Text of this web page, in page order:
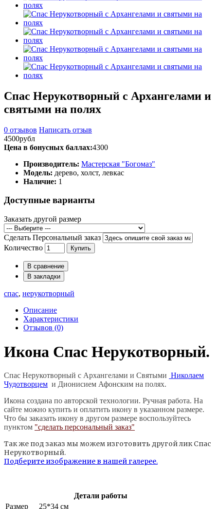
Спас Нерукотворный с Архангелами и
святыми на полях
0 отзывов Написать отзыв
4500рубл
Цена в бонусных баллах:4300
Производитель: Мастерская "Богомаз"
Модель: дерево, холст, левкас
Наличие: 1
Доступные варианты
Заказать другой размер
Сделать Персональный заказ
Количество
Купить
В сравнение
В закладки
спас, нерукотворный
Описание
Характеристики
Отзывов (0)
Икона Спас Нерукотворный.
Спас Нерукотворный с Архангелами и Святыми Николаем
Чудотворцем и Дионисием Афонским на полях.
Икона создана по авторской технологии. Ручная работа. На
сайте можно купить и оплатить икону в указанном размере.
Что бы заказать икону в другом размере воспользуйтесь
пунктом "сделать персональный заказ"
Так же под заказ мы можем изготовить другой лик Спас
Нерукотворный.
Подберите изображение в нашей галерее.
Детали работы
Размер
25*34 см